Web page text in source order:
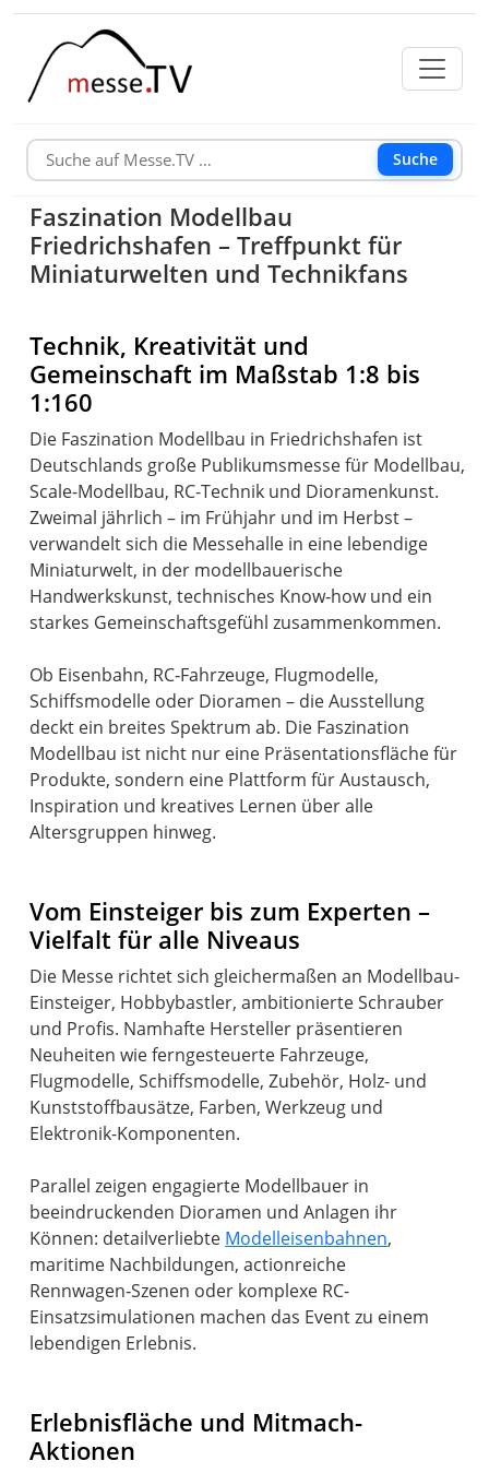
Suche
Faszination Modellbau
Friedrichshafen – Treffpunkt für
Miniaturwelten und Technikfans
Technik, Kreativität und
Gemeinschaft im Maßstab 1:8 bis
1:160
Die Faszination Modellbau in Friedrichshafen ist
Deutschlands große Publikumsmesse für Modellbau,
Scale-Modellbau, RC-Technik und Dioramenkunst.
Zweimal jährlich – im Frühjahr und im Herbst –
verwandelt sich die Messehalle in eine lebendige
Miniaturwelt, in der modellbauerische
Handwerkskunst, technisches Know‑how und ein
starkes Gemeinschaftsgefühl zusammenkommen.
Ob Eisenbahn, RC‑Fahrzeuge, Flugmodelle,
Schiffsmodelle oder Dioramen – die Ausstellung
deckt ein breites Spektrum ab. Die Faszination
Modellbau ist nicht nur eine Präsentationsfläche für
Produkte, sondern eine Plattform für Austausch,
Inspiration und kreatives Lernen über alle
Altersgruppen hinweg.
Vom Einsteiger bis zum Experten –
Vielfalt für alle Niveaus
Die Messe richtet sich gleichermaßen an Modellbau-
Einsteiger, Hobbybastler, ambitionierte Schrauber
und Profis. Namhafte Hersteller präsentieren
Neuheiten wie ferngesteuerte Fahrzeuge,
Flugmodelle, Schiffsmodelle, Zubehör, Holz- und
Kunststoffbausätze, Farben, Werkzeug und
Elektronik-Komponenten.
Parallel zeigen engagierte Modellbauer in
beeindruckenden Dioramen und Anlagen ihr
Können: detailverliebte Modelleisenbahnen,
maritime Nachbildungen, actionreiche
Rennwagen‑Szenen oder komplexe RC-
Einsatzsimulationen machen das Event zu einem
lebendigen Erlebnis.
Erlebnisfläche und Mitmach-
Aktionen